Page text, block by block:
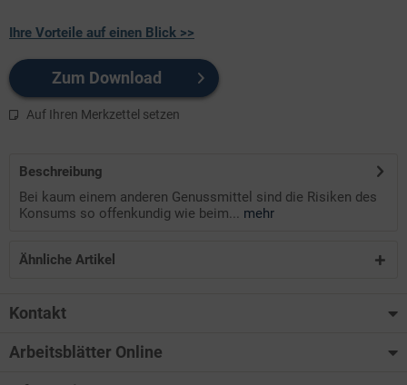
Ihre Vorteile auf einen Blick >>
Zum Download
Auf Ihren Merkzettel setzen
Beschreibung
Bei kaum einem anderen Genussmittel sind die Risiken des
Konsums so offenkundig wie beim... mehr
Ähnliche Artikel
Kontakt
Arbeitsblätter Online